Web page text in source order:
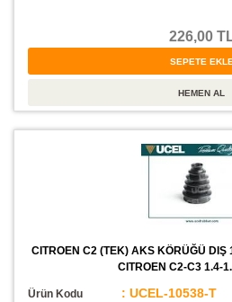
226,00
CITROEN C2 (TEK) AKS KÖRÜĞÜ DIŞ
CITROEN C2-C3 1.4-
Ürün Kodu : UCEL-10538-T